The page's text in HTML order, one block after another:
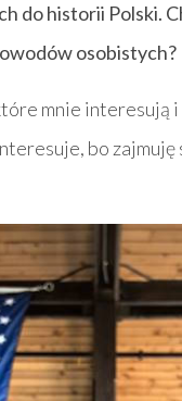
do historii Polski.
osobistych?
mnie interesują
bo